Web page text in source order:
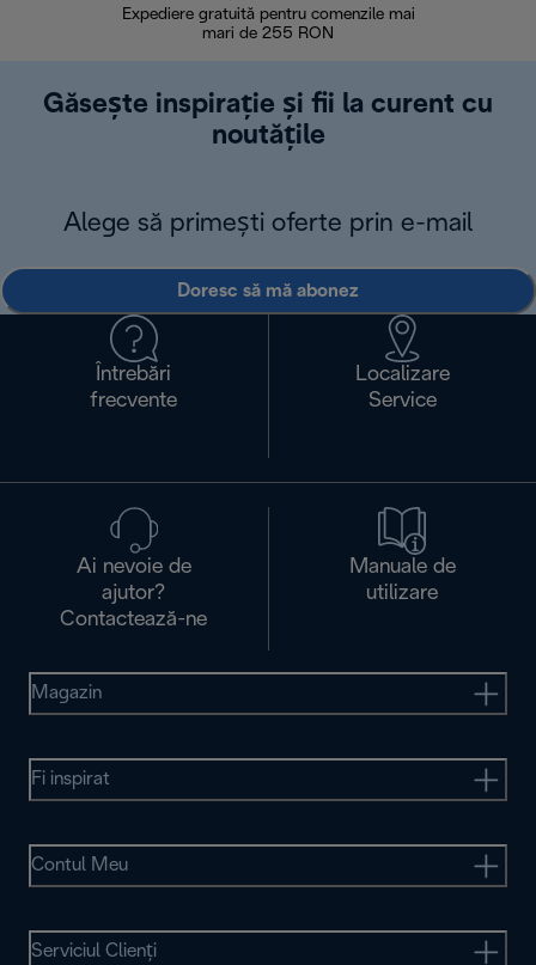
Expediere gratuită pentru comenzile mai
mari de 255 RON
Găsește inspirație și fii la curent cu
noutățile
Alege să primești oferte prin e-mail
Doresc să mă abonez
Întrebări
frecvente
Localizare
Service
Ai nevoie de
ajutor?
Contactează-ne
Manuale de
utilizare
Magazin
Fi inspirat
Contul Meu
Serviciul Clienţi